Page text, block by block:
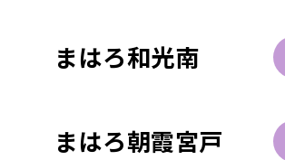
まはろ和光南
まはろ朝霞宮戸